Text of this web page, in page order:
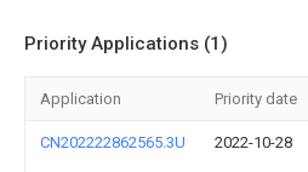
Priority Applications (1)
Application Priority date
CN202222862565.3U 2022-10-28